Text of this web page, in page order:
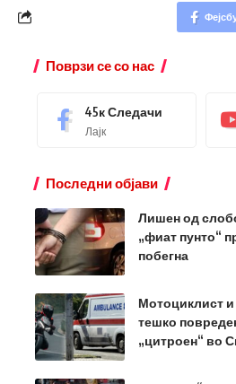
Поврзи се со нас
45кСледачи
Лајк
Последни објави
Лишен од
„фиат пунто“
побегна
Мотоциклист и
тешко
„цитроен“ во